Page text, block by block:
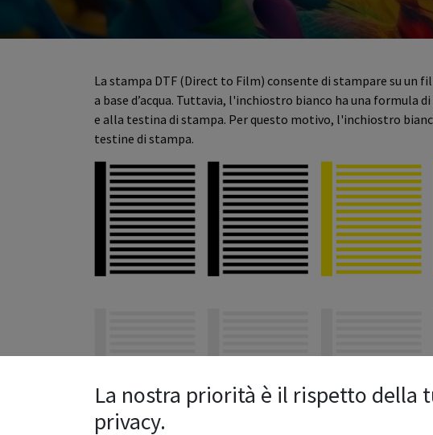
La stampa DTF (Direct to Film) consente di stampare su un
a base d’acqua. Tuttavia, l'inchiostro bianco ha una
e alla testina di stampa. Per questo motivo, l'inchiostro
testine di stampa.
La nostra priorità è il rispetto della
privacy.